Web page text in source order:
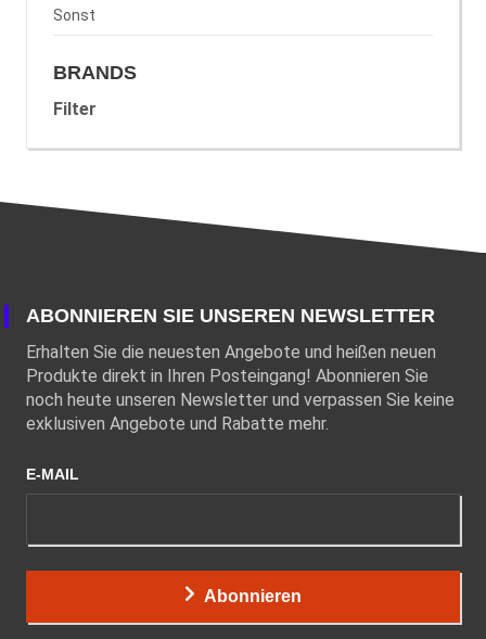
Sonst
BRANDS
Filter
ABONNIEREN SIE UNSEREN NEWSLETTER
Erhalten Sie die neuesten Angebote und heißen neuen
Produkte direkt in Ihren Posteingang! Abonnieren Sie
noch heute unseren Newsletter und verpassen Sie keine
exklusiven Angebote und Rabatte mehr.
E-MAIL
Abonnieren